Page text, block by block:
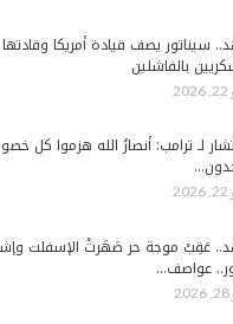
سيناتور يصف قيادة أمريكا وقادتها
بالفاشلين
لـ ترامب: أنصارُ الله هزموا كل
عَقِبْ موجة حر صَهَرتْ الإسفلت
عواصف…